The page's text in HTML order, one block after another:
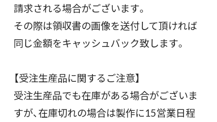
請求される場合がございます。
その際は領収書の画像を送付して頂ければ
同じ金額をキャッシュバック致します。
【受注生産品に関するご注意】
受注生産品でも在庫がある場合がございま
すが、在庫切れの場合は製作に15営業日程